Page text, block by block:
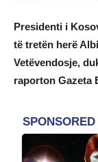
Presidenti i
të tretën herë
Vetëvendosje,
raporton Gazeta